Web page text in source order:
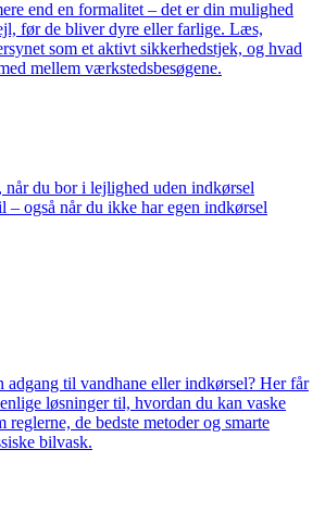
end en formalitet – det er din mulighed
før de bliver dyre eller farlige. Læs,
som et aktivt sikkerhedstjek, og hvad
mellem værkstedsbesøgene.
når du bor i lejlighed uden indkørsel
– også når du ikke har egen indkørsel
til vandhane eller indkørsel? Her får
løsninger til, hvordan du kan vaske
de bedste metoder og smarte
bilvask.